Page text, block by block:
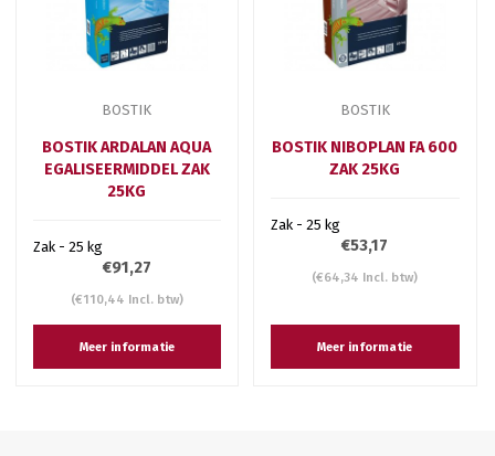
BOSTIK
BOSTIK ARDALAN AQUA
EGALISEERMIDDEL ZAK
25KG
Zak - 25 kg
€91,27
(€110,44 Incl. btw)
Meer informatie
BOSTIK
BOSTIK NIBOPLAN FA 600
ZAK 25KG
Zak - 25 kg
€53,17
(€64,34 Incl. btw)
Meer informatie